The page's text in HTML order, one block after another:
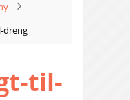
dreng
til-